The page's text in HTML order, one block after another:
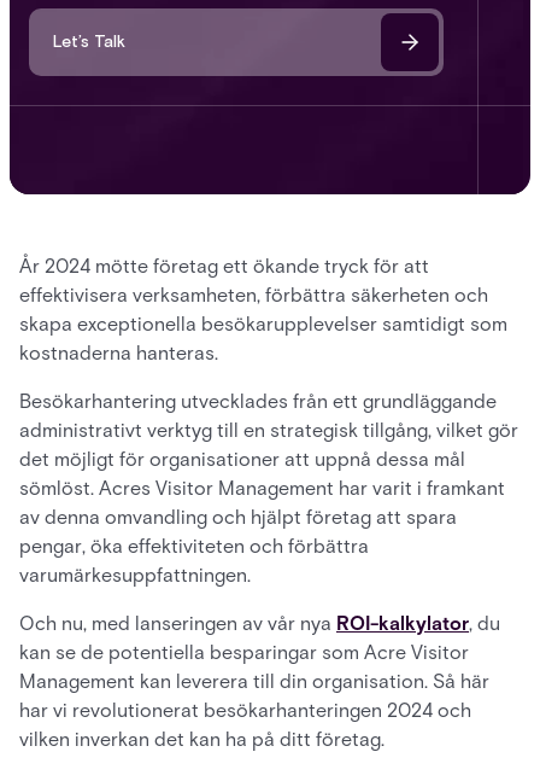
Let’s Talk
År 2024 mötte företag ett ökande tryck för att
effektivisera verksamheten, förbättra säkerheten och
skapa exceptionella besökarupplevelser samtidigt som
kostnaderna hanteras.
Besökarhantering utvecklades från ett grundläggande
administrativt verktyg till en strategisk tillgång, vilket gör
det möjligt för organisationer att uppnå dessa mål
sömlöst. Acres Visitor Management har varit i framkant
av denna omvandling och hjälpt företag att spara
pengar, öka effektiviteten och förbättra
varumärkesuppfattningen.
Och nu, med lanseringen av vår nya ROI-kalkylator, du
kan se de potentiella besparingar som Acre Visitor
Management kan leverera till din organisation. Så här
har vi revolutionerat besökarhanteringen 2024 och
vilken inverkan det kan ha på ditt företag.